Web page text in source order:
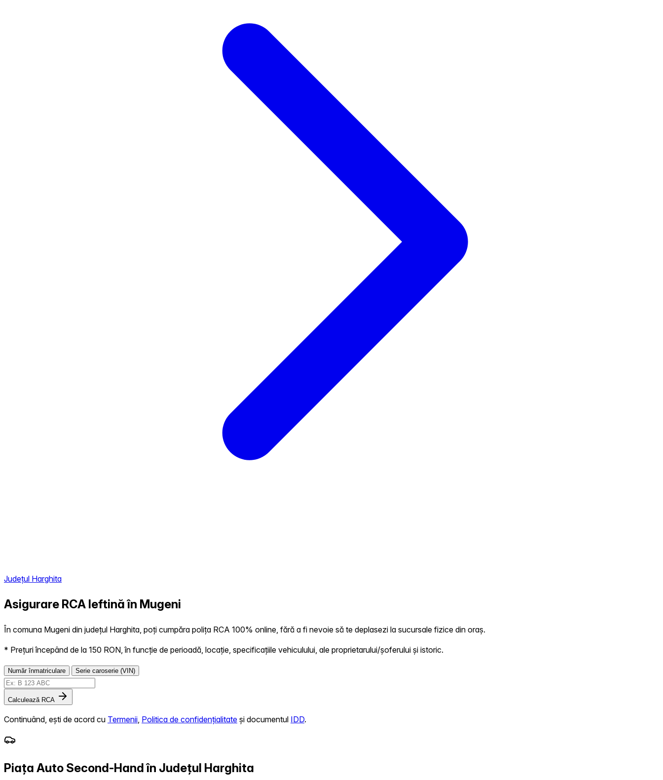
Județul Harghita
Asigurare RCA Ieftină în Mugeni
În comuna Mugeni din județul Harghita, poți cumpăra polița RCA 100% online, fără a fi nevoie să te deplasezi la sucursale fizice din oraș.
* Prețuri începând de la 150 RON, în funcție de perioadă, locație, specificațiile vehiculului, ale proprietarului/șoferului și istoric.
Număr înmatriculare Serie caroserie (VIN)
Calculează RCA
Continuând, ești de acord cu Termenii Politica de confidențialitate și documentul IDD.
Piața Auto Second-Hand în Județul Harghita